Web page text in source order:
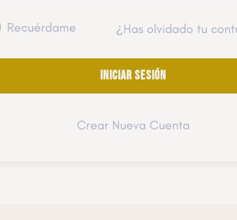
Recuérdame ¿Has olvidado tu
Crear Nueva Cuenta